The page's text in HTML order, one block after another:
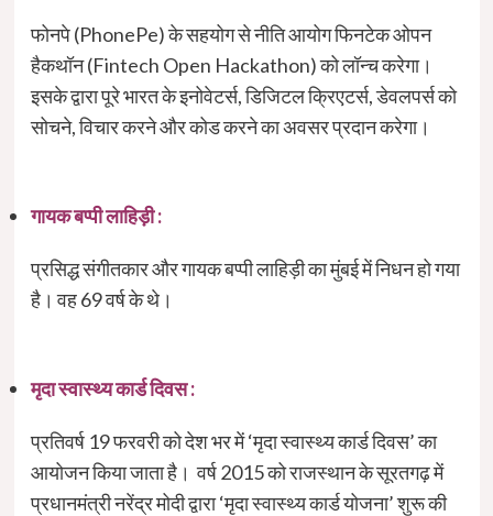
फोनपे (PhonePe) के सहयोग से नीति आयोग फिनटेक ओपन
हैकथॉन (Fintech Open Hackathon) को लॉन्च करेगा।
इसके द्वारा पूरे भारत के इनोवेटर्स, डिजिटल क्रिएटर्स, डेवलपर्स को
सोचने, विचार करने और कोड करने का अवसर प्रदान करेगा।
गायक बप्पी लाहिड़ी :
प्रसिद्ध संगीतकार और गायक बप्पी लाहिड़ी का मुंबई में निधन हो गया
है। वह 69 वर्ष के थे।
मृदा स्वास्थ्य कार्ड दिवस :
प्रतिवर्ष 19 फरवरी को देश भर में ‘मृदा स्वास्थ्य कार्ड दिवस’ का
आयोजन किया जाता है। वर्ष 2015 को राजस्थान के सूरतगढ़ में
प्रधानमंत्री नरेंद्र मोदी द्वारा ‘मृदा स्वास्थ्य कार्ड योजना’ शुरू की